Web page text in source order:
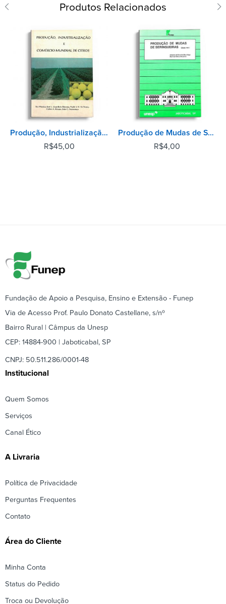
Produtos Relacionados
Produção, Industrialização e Comércio Mundial de Citros
R$45,00
Produção de Mudas de Seringueiras
R$4,00
Fundação de Apoio a Pesquisa, Ensino e Extensão - Funep
Via de Acesso Prof. Paulo Donato Castellane, s/nº
Bairro Rural | Câmpus da Unesp
CEP: 14884-900 | Jaboticabal, SP
CNPJ: 50.511.286/0001-48
Institucional
Quem Somos
Serviços
Canal Ético
A Livraria
Política de Privacidade
Perguntas Frequentes
Contato
Área do Cliente
Minha Conta
Status do Pedido
Troca ou Devolução